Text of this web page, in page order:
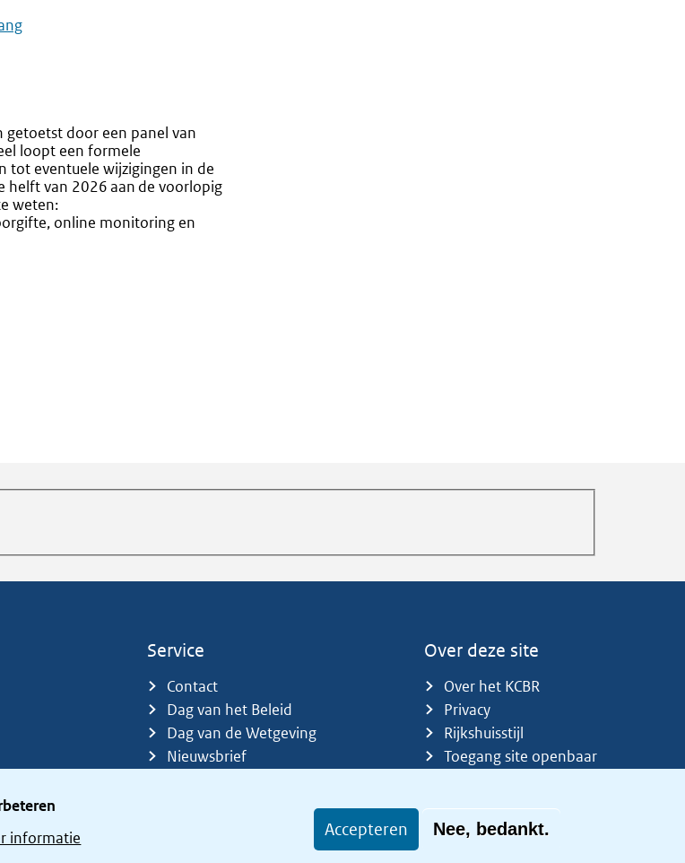
informatie Accepteren Nee, bedankt.
door een panel van
loopt een formele
tot eventuele wijzigingen in de
helft van 2026 aan de voorlopig
weten:
online monitoring en
Service
Contact
Dag van het Beleid
Dag van de Wetgeving
Nieuwsbrief
Over deze site
Over het KCBR
Privacy
Rijkshuisstijl
Toegang site openbaar